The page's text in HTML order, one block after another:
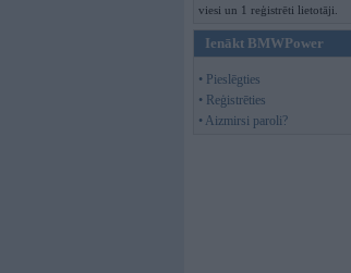
viesi un 1 reģistrēti lietotāji.
Ienākt BMWPower
• Pieslēgties
• Reģistrēties
• Aizmirsi paroli?